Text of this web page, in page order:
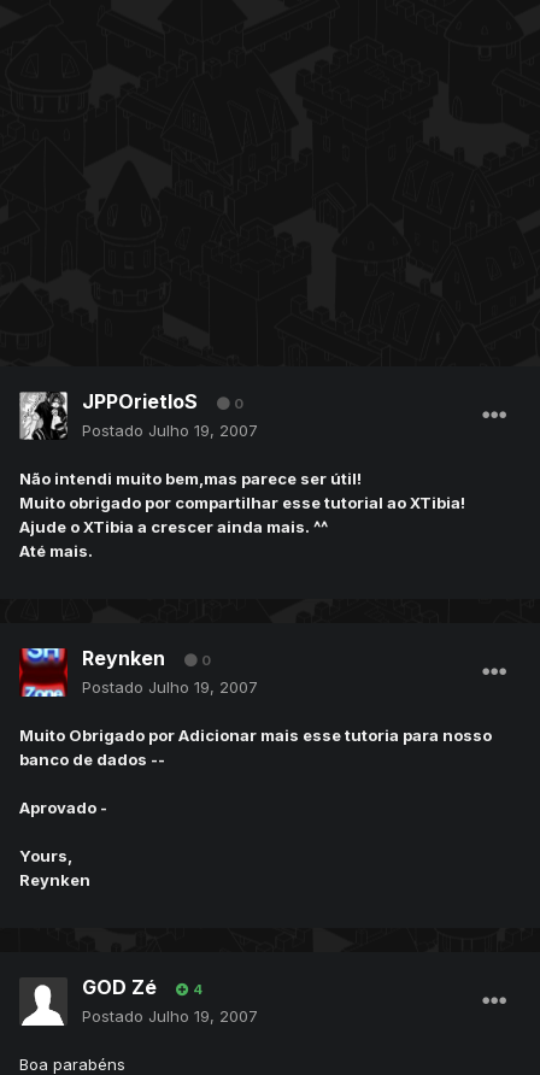
JPPOrietloS 0
Postado Julho 19, 2007
Não intendi muito bem,mas parece ser útil!
Muito obrigado por compartilhar esse tutorial ao XTibia!
Ajude o XTibia a crescer ainda mais. ^^
Até mais.
Reynken 0
Postado Julho 19, 2007
Muito Obrigado por Adicionar mais esse tutoria para nosso
banco de dados --
Aprovado -
Yours,
Reynken
GOD Zé 4
Postado Julho 19, 2007
Boa parabéns